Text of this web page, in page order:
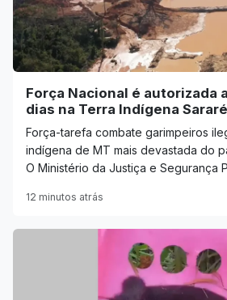
Força Nacional é autorizada
dias na Terra Indígena
Força-tarefa combate garimpeiros
indígena de MT mais devastada do
O Ministério da Justiça e Segurança
12 minutos atrás